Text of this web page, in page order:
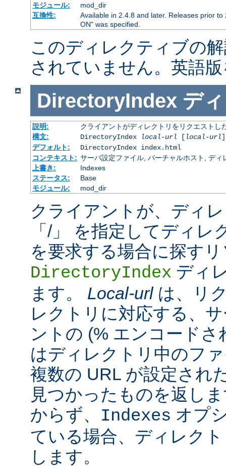
モジュール:
mod_dir
互換性:
Available in 2.4.8 and later. Releases prior
ON" was specified.
このディレクティブの
されていません。英語
DirectoryIndex デ
説明:
クライアントがディレクトリをリクエストし
構文:
DirectoryIndex local-url [ local-url
デフォルト:
DirectoryIndex index.html
コンテキスト: サーバ設定ファイル, バーチャルホスト, ディ
上書き:
Indexes
ステータス:
Base
モジュール:
mod_dir
クライアントが、ディ
「/」 を指定してディ
を要求する場合に探す
DirectoryIndex ディ
ます。 Local-urlは、リ
レクトリに対応する、
ントの (% エンコードさ
はディレクトリ中のフ
複数の URL が設定され
見つかったものを返し
からず、 Indexes オプ
ている場合、ディレク
します。